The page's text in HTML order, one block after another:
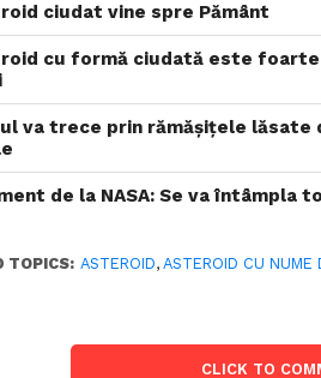
ciudat vine spre Pământ
cu formă ciudată este foarte
va trece prin rămășițele lăsate
de la NASA: Se va întâmpla
TOPICS: ASTEROID,ASTEROID CU NUME
CLICK TO